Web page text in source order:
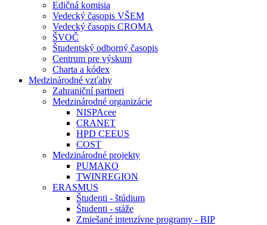
Edičná komisia
Vedecký časopis VŠEM
Vedecký časopis CROMA
ŠVOČ
Študentský odborný časopis
Centrum pre výskum
Charta a kódex
Medzinárodné vzťahy
Zahraniční partneri
Medzinárodné organizácie
NISPAcee
CRANET
HPD CEEUS
COST
Medzinárodné projekty
PUMAKO
TWINREGION
ERASMUS
Študenti - štúdium
Študenti - stáže
Zmiešané intenzívne programy - BIP